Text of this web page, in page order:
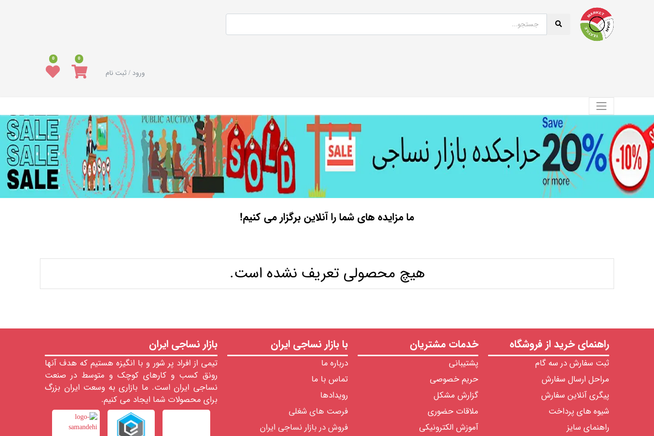
ورود / ثبت نام
0
0
ما مزایده های شما را آنلاین برگزار می کنیم!
هیچ محصولی تعریف نشده است.
راهنمای خرید از فروشگاه
ثبت سفارش در سه گام
مراحل ارسال سفارش
پیگری آنلاین سفارش
شیوه های پرداخت
راهنمای سایز
خدمات مشتریان
پشتیبانی
حریم خصوصی
گزارش مشکل
ملاقات حضوری
آموزش الکترونیکی
با بازار نساجی ایران
درباره ما
تماس با ما
رویدادها
فرصت های شغلی
فروش در بازار نساجی ایران
بازار نساجی ایران
تیمی از افراد پر شور و با انگیزه هستیم که هدف آنها
رونق کسب و کارهای کوچک و متوسط در صنعت
نساجی ایران است. ما بازاری به وسعت ایران بزرگ
برای محصولات شما ایجاد می کنیم.